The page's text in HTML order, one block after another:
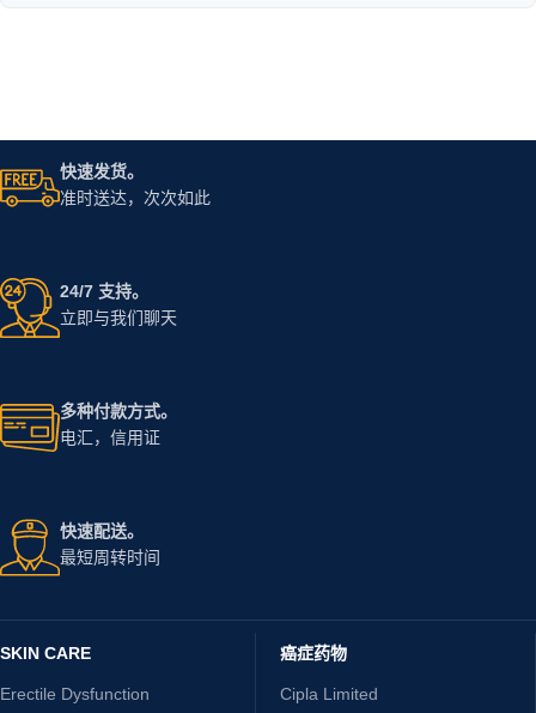
快速发货。
准时送达，次次如此
24/7 支持。
立即与我们聊天
多种付款方式。
电汇，信用证
快速配送。
最短周转时间
SKIN CARE
Erectile Dysfunction
癌症药物
Cipla Limited